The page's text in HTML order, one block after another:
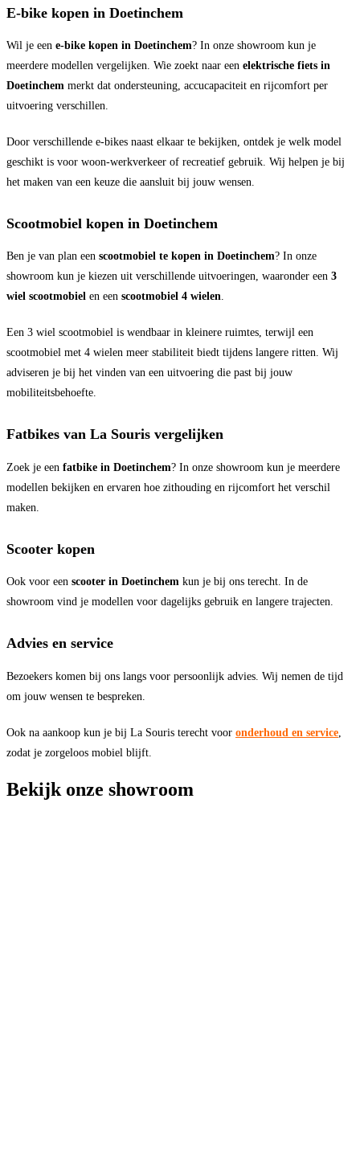
E-bike kopen in Doetinchem
Wil je een e-bike kopen in Doetinchem? In onze showroom kun je
meerdere modellen vergelijken. Wie zoekt naar een elektrische fiets in
Doetinchem merkt dat ondersteuning, accucapaciteit en rijcomfort per
uitvoering verschillen.
Door verschillende e-bikes naast elkaar te bekijken, ontdek je welk model
geschikt is voor woon-werkverkeer of recreatief gebruik. Wij helpen je bij
het maken van een keuze die aansluit bij jouw wensen.
Scootmobiel kopen in Doetinchem
Ben je van plan een scootmobiel te kopen in Doetinchem? In onze
showroom kun je kiezen uit verschillende uitvoeringen, waaronder een 3
wiel scootmobiel en een scootmobiel 4 wielen.
Een 3 wiel scootmobiel is wendbaar in kleinere ruimtes, terwijl een
scootmobiel met 4 wielen meer stabiliteit biedt tijdens langere ritten. Wij
adviseren je bij het vinden van een uitvoering die past bij jouw
mobiliteitsbehoefte.
Fatbikes van La Souris vergelijken
Zoek je een fatbike in Doetinchem? In onze showroom kun je meerdere
modellen bekijken en ervaren hoe zithouding en rijcomfort het verschil
maken.
Scooter kopen
Ook voor een scooter in Doetinchem kun je bij ons terecht. In de
showroom vind je modellen voor dagelijks gebruik en langere trajecten.
Advies en service
Bezoekers komen bij ons langs voor persoonlijk advies. Wij nemen de tijd
om jouw wensen te bespreken.
Ook na aankoop kun je bij La Souris terecht voor onderhoud en service
zodat je zorgeloos mobiel blijft.
Bekijk onze showroom